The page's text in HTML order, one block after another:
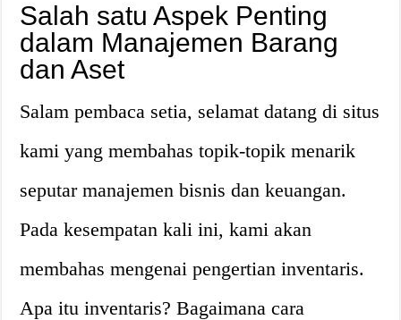
Salah satu Aspek Penting
dalam Manajemen Barang
dan Aset
Salam pembaca setia, selamat datang di situs
kami yang membahas topik-topik menarik
seputar manajemen bisnis dan keuangan.
Pada kesempatan kali ini, kami akan
membahas mengenai pengertian inventaris.
Apa itu inventaris? Bagaimana cara